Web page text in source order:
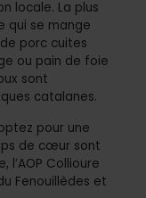
locale. La plus
qui se mange
porc cuites
ou pain de foie
sont
catalanes.
pour une
de cœur sont
l’AOP Collioure
Fenouillèdes et